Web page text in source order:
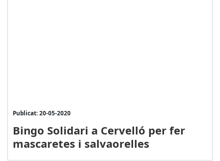
Publicat: 20-05-2020
Bingo Solidari a Cervelló per fer
mascaretes i salvaorelles